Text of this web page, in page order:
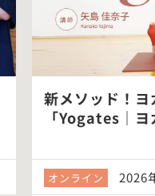
新メソッド！
「Yogates｜
オンライン 2026